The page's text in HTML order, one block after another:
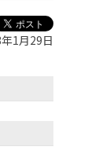
1月29日